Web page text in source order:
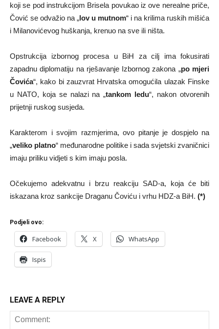
koji se pod instrukcijom Brisela povukao iz ove nerealne priče,
Čović se odvažio na „lov u mutnom“ i na krilima ruskih mišića
i Milanovićevog huškanja, krenuo na sve ili ništa.
Opstrukcija izbornog procesa u BiH za cilj ima fokusirati
zapadnu diplomatiju na rješavanje Izbornog zakona „po mjeri
Čovića“, kako bi zauzvrat Hrvatska omogućila ulazak Finske
u NATO, koja se nalazi na „tankom ledu“, nakon otvorenih
prijetnji ruskog susjeda.
Karakterom i svojim razmjerima, ovo pitanje je dospjelo na
„veliko platno“ međunarodne politike i sada svjetski zvaničnici
imaju priliku vidjeti s kim imaju posla.
Očekujemo adekvatnu i brzu reakciju SAD-a, koja će biti
iskazana kroz sankcije Draganu Čoviću i vrhu HDZ-a BiH. (*)
Podjeli ovo:
Facebook X WhatsApp
Ispis
LEAVE A REPLY